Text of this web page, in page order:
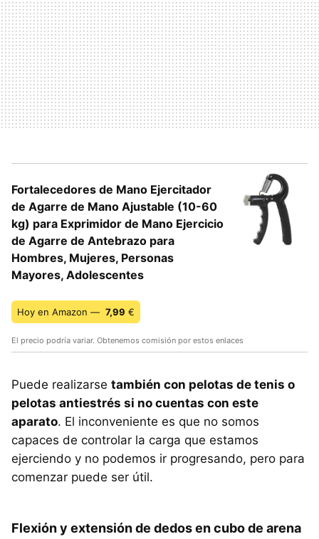
Fortalecedores de Mano Ejercitador
de Agarre de Mano Ajustable (10-60
kg) para Exprimidor de Mano Ejercicio
de Agarre de Antebrazo para
Hombres, Mujeres, Personas
Mayores, Adolescentes
Hoy en Amazon — 7,99 €
El precio podría variar. Obtenemos comisión por estos enlaces
Puede realizarse también con pelotas de tenis o
pelotas antiestrés si no cuentas con este
aparato. El inconveniente es que no somos
capaces de controlar la carga que estamos
ejerciendo y no podemos ir progresando, pero para
comenzar puede ser útil.
Flexión y extensión de dedos en cubo de arena